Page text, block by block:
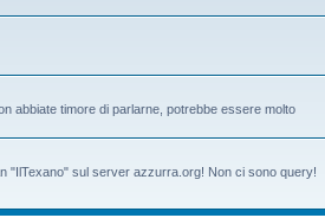
abbiate timore di parlarne, potrebbe essere molto
"IlTexano" sul server azzurra.org! Non ci sono query!